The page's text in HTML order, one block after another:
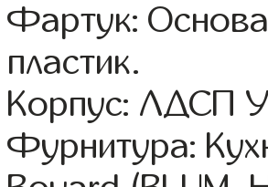
Фартук:
пластик.
Корпус: ЛДСП
Фурнитура: